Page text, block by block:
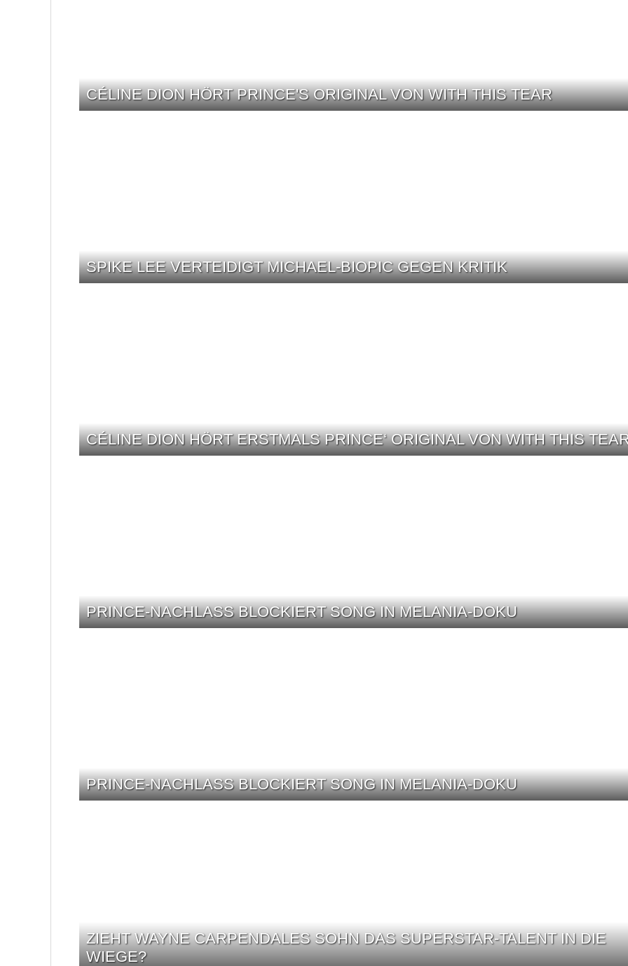
CÉLINE DION HÖRT PRINCE'S ORIGINAL VON WITH THIS TEAR
SPIKE LEE VERTEIDIGT MICHAEL-BIOPIC GEGEN KRITIK
CÉLINE DION HÖRT ERSTMALS PRINCE‘ ORIGINAL VON WITH THIS
PRINCE-NACHLASS BLOCKIERT SONG IN MELANIA-DOKU
PRINCE-NACHLASS BLOCKIERT SONG IN MELANIA-DOKU
ZIEHT WAYNE CARPENDALES SOHN DAS SUPERSTAR-TALENT IN DIE
WIEGE?